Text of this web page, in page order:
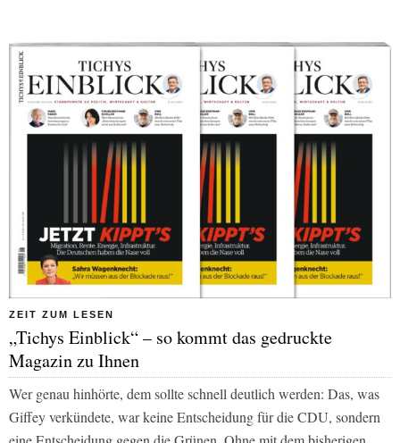
ZEIT ZUM LESEN
„Tichys Einblick“ – so kommt das gedruckte
Magazin zu Ihnen
Wer genau hinhörte, dem sollte schnell deutlich werden: Das, was
Giffey verkündete, war keine Entscheidung für die CDU, sondern